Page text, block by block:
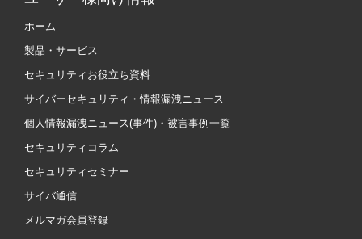
ホーム
製品・サービス
セキュリティお役立ち資料
サイバーセキュリティ・情報漏洩ニュース
個人情報漏洩ニュース(事件)・被害事例一覧
セキュリティコラム
セキュリティセミナー
サイバ通信
メルマガ会員登録